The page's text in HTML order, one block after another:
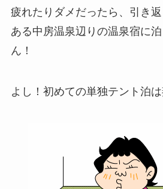
疲れたりダメだったら、引き
ある中房温泉辺りの温泉宿に
ん！
よし！初めての単独テント泊は